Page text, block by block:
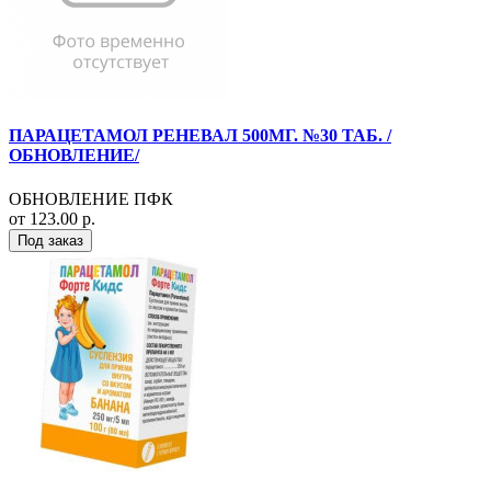
ПАРАЦЕТАМОЛ РЕНЕВАЛ 500МГ. №30 ТАБ. /
ОБНОВЛЕНИЕ/
ОБНОВЛЕНИЕ ПФК
от 123.00 р.
Под заказ